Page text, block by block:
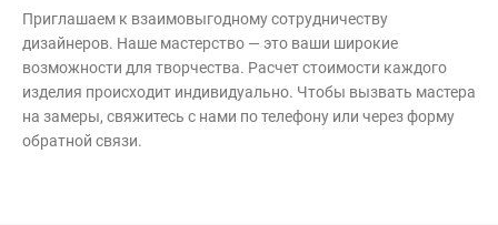
Приглашаем к взаимовыгодному сотрудничеству
дизайнеров. Наше мастерство — это ваши широкие
возможности для творчества. Расчет стоимости каждого
изделия происходит индивидуально. Чтобы вызвать мастера
на замеры, свяжитесь с нами по телефону или через форму
обратной связи.